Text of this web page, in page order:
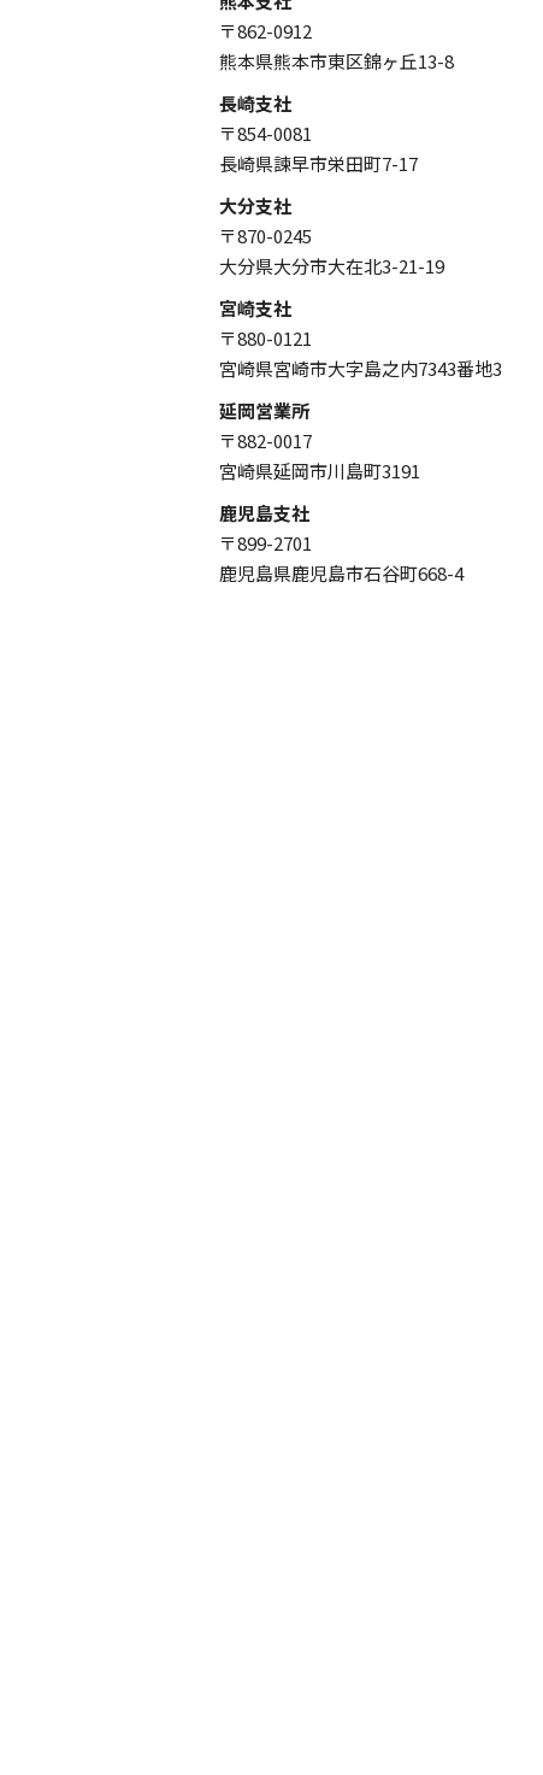
〒862-0912
熊本県熊本市東区錦ヶ丘13-8
長崎支社
〒854-0081
長崎県諫早市栄田町7-17
大分支社
〒870-0245
大分県大分市大在北3-21-19
宮崎支社
〒880-0121
宮崎県宮崎市大字島之内7343番地3
延岡営業所
〒882-0017
宮崎県延岡市川島町3191
鹿児島支社
〒899-2701
鹿児島県鹿児島市石谷町668-4